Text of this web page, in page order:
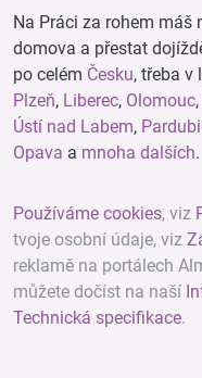
Na Práci za rohem
domova a přestat
po celém Česku, třeba v
Plzeň, Liberec, Olomouc,
Ústí nad Labem,
Opava a mnoha dalších.
Používáme cookies, viz
tvoje osobní údaje, viz
reklamě na portálech
můžete dočíst na naší
Technická specifikace.